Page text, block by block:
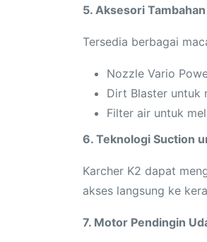
5. Aksesori
Tersedia berbagai
Nozzle Vario
Dirt Blaster untuk
Filter air untuk
6. Teknologi Suction
Karcher K2 dapat
akses langsung ke
7. Motor Pendingin